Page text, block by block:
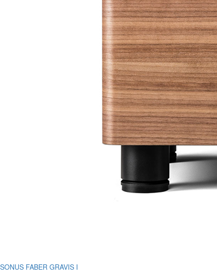
SONUS FABER GRAVIS I